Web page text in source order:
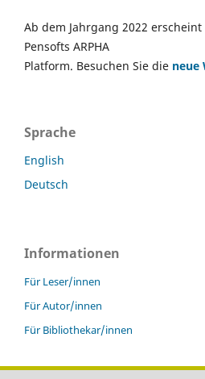
Ab dem Jahrgang 2022
Pensofts ARPHA
Platform. Besuchen Sie die neue
Sprache
English
Deutsch
Informationen
Für Leser/innen
Für Autor/innen
Für Bibliothekar/innen